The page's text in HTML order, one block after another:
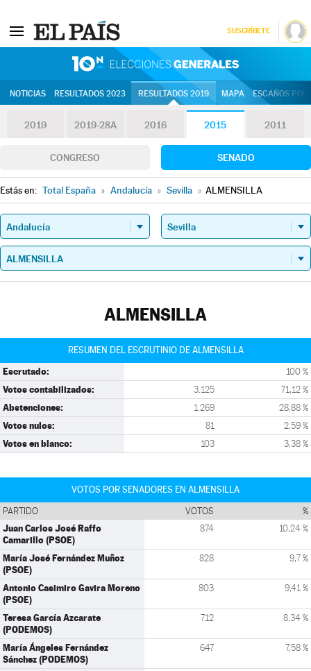
SUSCRÍBETE
NOTICIAS RESULTADOS 2023 RESULTADOS 2019 MAPA ESCAÑOS
2019 2019-28A 2016 2015 2011
CONGRESO SENADO
Estás en: Total España » Andalucía » Sevilla » ALMENSILLA
ALMENSILLA
RESUMEN DEL ESCRUTINIO DE ALMENSILLA
Escrutado: 100 %
Votos contabilizados: 3.125 71,12 %
Abstenciones: 1.269 28,88 %
Votos nulos: 81 2,59 %
Votos en blanco: 103 3,38 %
VOTOS POR SENADORES EN ALMENSILLA
PARTIDO VOTOS %
Juan Carlos José Raffo
Camarillo (PSOE)
874 10,24 %
María José Fernández Muñoz
(PSOE)
828 9,7 %
Antonio Casimiro Gavira Moreno
(PSOE)
803 9,41 %
Teresa García Azcarate
(PODEMOS)
712 8,34 %
María Ángeles Fernández
Sánchez (PODEMOS)
647 7,58 %